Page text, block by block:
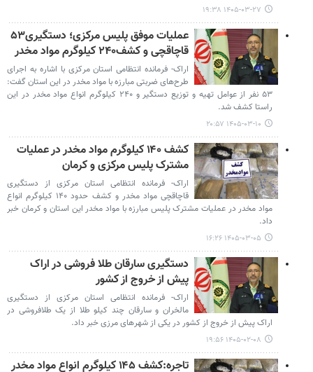
۱۴۰۵-۰۳-۲۷ ۱۹:۳۸
عملیات موفق پلیس مرکزی؛ دستگیری۵۳
قاچاقچی و کشف۲۴۰ کیلوگرم مواد مخدر
اراک- فرمانده انتظامی استان مرکزی با اشاره به اجرای
طرح‌های ضربتی مبارزه با مواد مخدر در این استان گفت:
۵۳ نفر از عوامل تهیه و توزیع دستگیر و ۲۴۰ کیلوگرم انواع مواد مخدر در این
راستا کشف شد.
۱۴۰۵-۰۳-۱۰ ۲۰:۵۷
کشف ۱۴۰ کیلوگرم مواد مخدر در عملیات
مشترک پلیس مرکزی و کرمان
اراک- فرمانده انتظامی استان مرکزی از دستگیری
قاچاقچی مواد مخدر و کشف حدود ۱۴۰ کیلوگرم انواع
مواد مخدر در عملیات مشترک پلیس مبارزه با مواد مخدر این استان و کرمان خبر
داد.
۱۴۰۵-۰۳-۰۵ ۱۶:۲۶
دستگیری سارقان طلا فروشی در اراک
پیش از خروج از کشور
اراک- فرمانده انتظامی استان مرکزی از دستگیری
مالخران و سارقان چند کیلو طلا از یک طلافروشی در
اراک پیش از خروج از کشور در یکی از شهرهای مرزی خبر داد.
۱۴۰۵-۰۲-۰۸ ۱۹:۵۶
تاجره:کشف ۱۴۵ کیلوگرم انواع مواد مخدر